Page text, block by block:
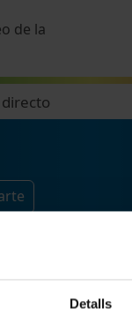
Detalls
de la
directo